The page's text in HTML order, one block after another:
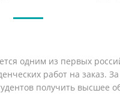
одним из первых
работ на заказ.
получить высшее